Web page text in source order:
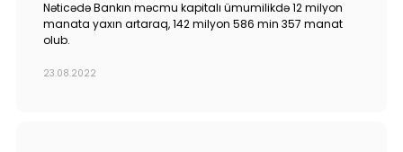
Nəticədə Bankın məcmu kapitalı ümumilikdə 12 milyon
manata yaxın artaraq, 142 milyon 586 min 357 manat
olub.
23.08.2022